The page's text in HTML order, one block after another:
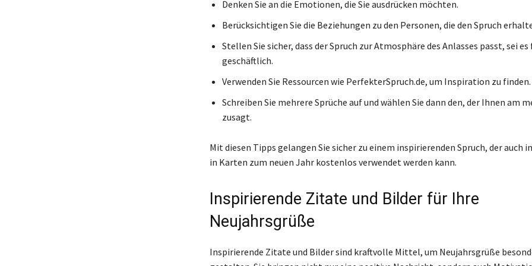
Denken Sie an die Emotionen, die Sie ausdrücken möchten.
Berücksichtigen Sie die Beziehungen zu den Personen, die den Spruch
Stellen Sie sicher, dass der Spruch zur Atmosphäre des Anlasses passt, sei
geschäftlich.
Verwenden Sie Ressourcen wie PerfekterSpruch.de, um Inspiration zu finden.
Schreiben Sie mehrere Sprüche auf und wählen Sie dann den, der Ihnen am
zusagt.
Mit diesen Tipps gelangen Sie sicher zu einem inspirierenden Spruch, der auch
in Karten zum neuen Jahr kostenlos verwendet werden kann.
Inspirierende Zitate und Bilder für Ihre
Neujahrsgrüße
Inspirierende Zitate und Bilder sind kraftvolle Mittel, um Neujahrsgrüße